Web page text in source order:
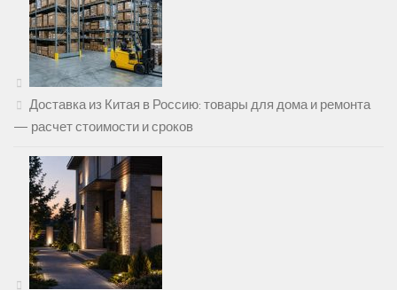
Доставка из Китая в Россию: товары для дома и ремонта
— расчет стоимости и сроков